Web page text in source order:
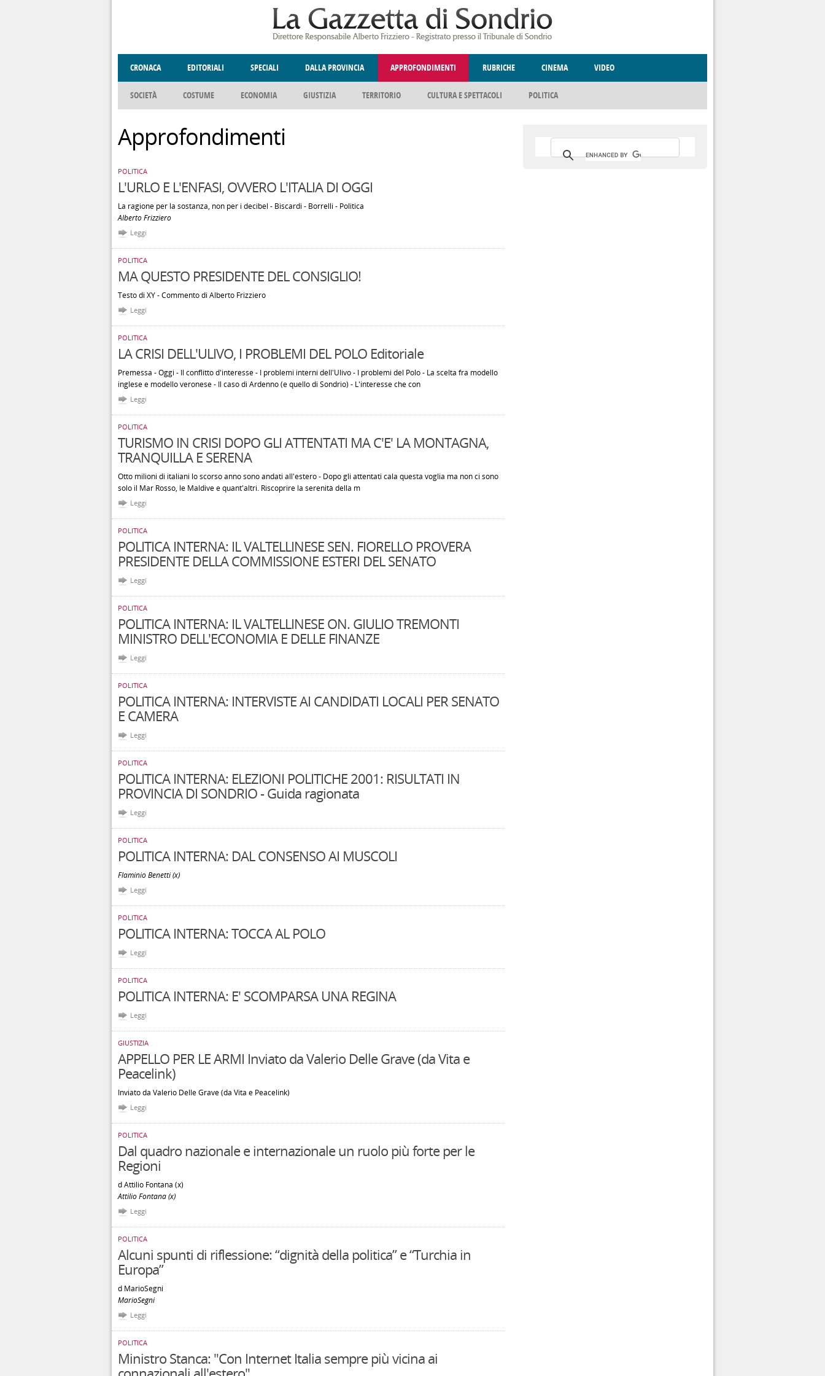
CRONACA EDITORIALI SPECIALI DALLA PROVINCIA APPROFONDIMENTI
SOCIETÀ COSTUME ECONOMIA GIUSTIZIA TERRITORIO CULTURA E SPETTACOLI POLITICA
RUBRICHE CINEMA VIDEO
Approfondimenti
POLITICA
L'URLO E L'ENFASI, OVVERO L'ITALIA DI OGGI
La ragione per la sostanza, non per i decibel - Biscardi - Borrelli - Politica
Alberto Frizziero
Leggi
POLITICA
MA QUESTO PRESIDENTE DEL CONSIGLIO!
Testo di XY - Commento di Alberto Frizziero
Leggi
POLITICA
LA CRISI DELL'ULIVO, I PROBLEMI DEL POLO Editoriale
Premessa - Oggi - Il conflitto d'interesse - I problemi interni dell'Ulivo - I problemi del Polo - La scelta fra modello
inglese e modello veronese - Il caso di Ardenno (e quello di Sondrio) - L'interesse che con
Leggi
POLITICA
TURISMO IN CRISI DOPO GLI ATTENTATI MA C'E' LA MONTAGNA,
TRANQUILLA E SERENA
Otto milioni di italiani lo scorso anno sono andati all'estero - Dopo gli attentati cala questa voglia ma non ci sono
solo il Mar Rosso, le Maldive e quant'altri. Riscoprire la serenità della m
Leggi
POLITICA
POLITICA INTERNA: IL VALTELLINESE SEN. FIORELLO PROVERA
PRESIDENTE DELLA COMMISSIONE ESTERI DEL SENATO
Leggi
POLITICA
POLITICA INTERNA: IL VALTELLINESE ON. GIULIO TREMONTI
MINISTRO DELL'ECONOMIA E DELLE FINANZE
Leggi
POLITICA
POLITICA INTERNA: INTERVISTE AI CANDIDATI LOCALI PER SENATO
E CAMERA
Leggi
POLITICA
POLITICA INTERNA: ELEZIONI POLITICHE 2001: RISULTATI IN
PROVINCIA DI SONDRIO - Guida ragionata
Leggi
POLITICA
POLITICA INTERNA: DAL CONSENSO AI MUSCOLI
Flaminio Benetti (x)
Leggi
POLITICA
POLITICA INTERNA: TOCCA AL POLO
Leggi
POLITICA
POLITICA INTERNA: E' SCOMPARSA UNA REGINA
Leggi
GIUSTIZIA
APPELLO PER LE ARMI Inviato da Valerio Delle Grave (da Vita e
Peacelink)
Inviato da Valerio Delle Grave (da Vita e Peacelink)
Leggi
POLITICA
Dal quadro nazionale e internazionale un ruolo più forte per le
Regioni
d Attilio Fontana (x)
Attilio Fontana (x)
Leggi
POLITICA
Alcuni spunti di riflessione: “dignità della politica” e “Turchia in
Europa”
d MarioSegni
MarioSegni
Leggi
POLITICA
Ministro Stanca: "Con Internet Italia sempre più vicina ai